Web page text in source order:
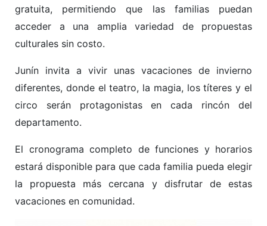
gratuita, permitiendo que las familias puedan
acceder a una amplia variedad de propuestas
culturales sin costo.
Junín invita a vivir unas vacaciones de invierno
diferentes, donde el teatro, la magia, los títeres y el
circo serán protagonistas en cada rincón del
departamento.
El cronograma completo de funciones y horarios
estará disponible para que cada familia pueda elegir
la propuesta más cercana y disfrutar de estas
vacaciones en comunidad.